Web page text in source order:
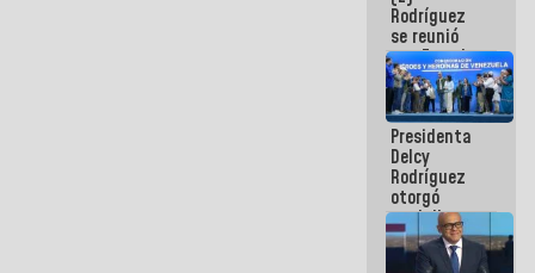
Rodríguez
se reunió
con Estado
Mayor
Eléctrico
para
abordar
planes de
acción
Presidenta
Delcy
Rodríguez
otorgó
medalla
"Héroe de
Venezuela"